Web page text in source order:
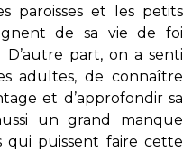
paroisses et les petits
de sa vie de foi
part, on a senti
adultes, de connaître
et d’approfondir sa
un grand manque
qui puissent faire cette